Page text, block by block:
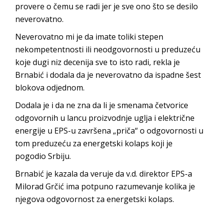
provere o čemu se radi jer je sve ono što se desilo
neverovatno.
Neverovatno mi je da imate toliki stepen
nekompetentnosti ili neodgovornosti u preduzeću
koje dugi niz decenija sve to isto radi, rekla je
Brnabić i dodala da je neverovatno da ispadne šest
blokova odjednom.
Dodala je i da ne zna da li je smenama četvorice
odgovornih u lancu proizvodnje uglja i električne
energije u EPS-u završena „priča“ o odgovornosti u
tom preduzeću za energetski kolaps koji je
pogodio Srbiju.
Brnabić je kazala da veruje da v.d. direktor EPS-a
Milorad Grčić ima potpuno razumevanje kolika je
njegova odgovornost za energetski kolaps.